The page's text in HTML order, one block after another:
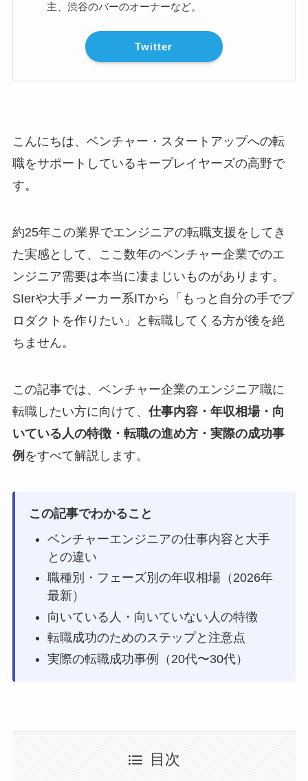
主、渋谷のバーのオーナーなど。
Twitter
こんにちは、ベンチャー・スタートアップへの転
職をサポートしているキープレイヤーズの高野で
す。
約25年この業界でエンジニアの転職支援をしてき
た実感として、ここ数年のベンチャー企業でのエ
ンジニア需要は本当に凄まじいものがあります。
SIerや大手メーカー系ITから「もっと自分の手でプ
ロダクトを作りたい」と転職してくる方が後を絶
ちません。
この記事では、ベンチャー企業のエンジニア職に
転職したい方に向けて、 仕事内容・年収相場・向
いている人の特徴・転職の進め方・実際の成功事
例 をすべて解説します。
この記事でわかること
ベンチャーエンジニアの仕事内容と大手
との違い
職種別・フェーズ別の年収相場（2026年
最新）
向いている人・向いていない人の特徴
転職成功のためのステップと注意点
実際の転職成功事例（20代〜30代）
目次